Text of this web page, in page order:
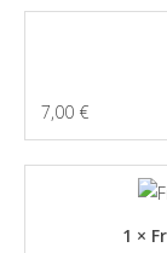
7,00 €
1 ×